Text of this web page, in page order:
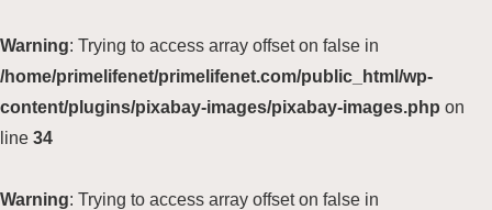
Warning: Trying to access array offset on false in
/home/primelifenet/primelifenet.com/public_html/wp-
content/plugins/pixabay-images/pixabay-images.php on
line 34
Warning: Trying to access array offset on false in